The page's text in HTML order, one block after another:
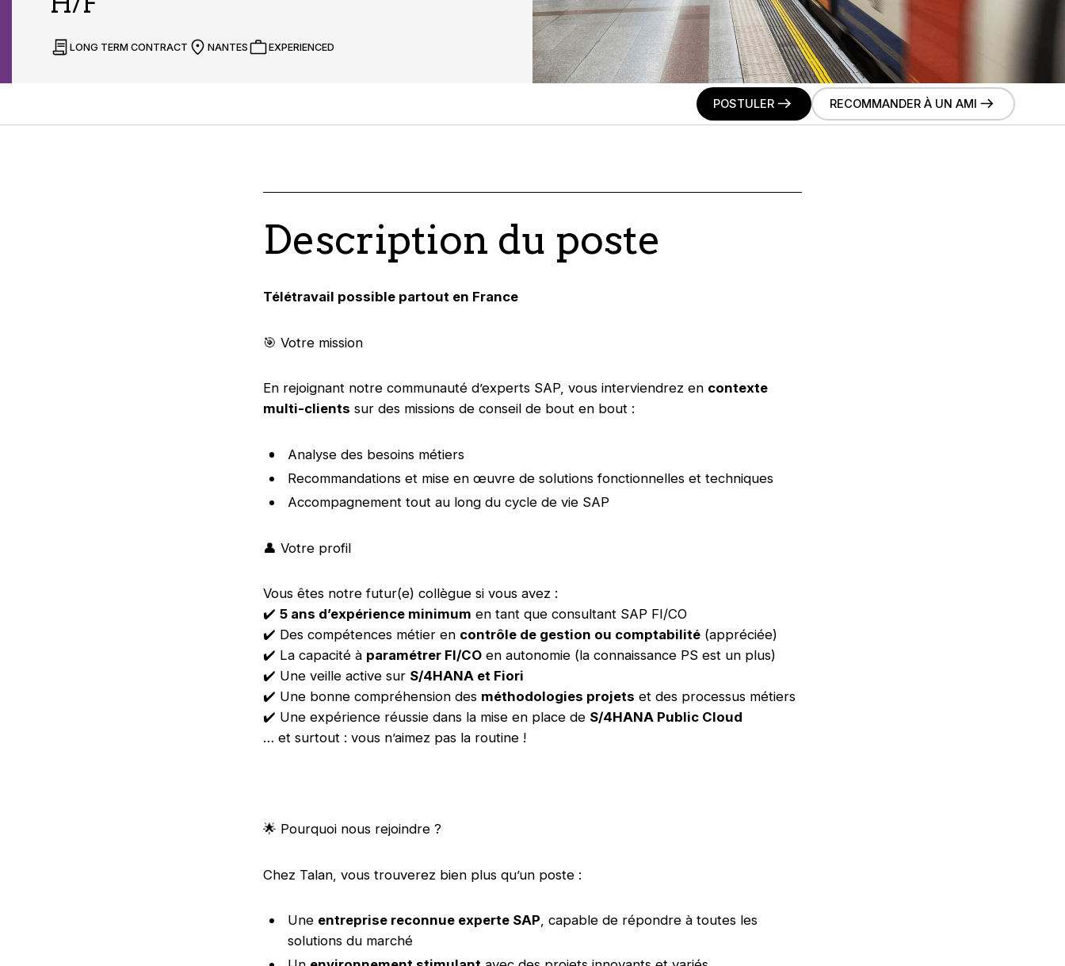
LONG TERM CONTRACT NANTES EXPERIENCED
POSTULER RECOMMANDER À UN AMI
Description du poste
Télétravail possible partout en France
🎯 Votre mission
En rejoignant notre communauté d’experts SAP, vous interviendrez en contexte
multi-clients sur des missions de conseil de bout en bout :
Analyse des besoins métiers
Recommandations et mise en œuvre de solutions fonctionnelles et techniques
Accompagnement tout au long du cycle de vie SAP
👤 Votre profil
Vous êtes notre futur(e) collègue si vous avez :
✔️ 5 ans d’expérience minimum en tant que consultant SAP FI/CO
✔️ Des compétences métier en contrôle de gestion ou comptabilité(appréciée)
✔️ La capacité à paramétrer FI/COen autonomie (la connaissance PS est un plus)
✔️ Une veille active sur S/4HANA et Fiori
✔️ Une bonne compréhension des méthodologies projets et des processus métiers
✔️ Une expérience réussie dans la mise en place de S/4HANA Public Cloud
… et surtout : vous n’aimez pas la routine !
🌟 Pourquoi nous rejoindre ?
Chez Talan, vous trouverez bien plus qu’un poste :
Une entreprise reconnue experte SAP, capable de répondre à toutes les
solutions du marché